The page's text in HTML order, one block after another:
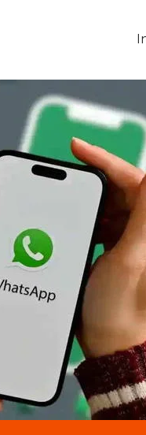
En Vivo
Equipo
Sobre